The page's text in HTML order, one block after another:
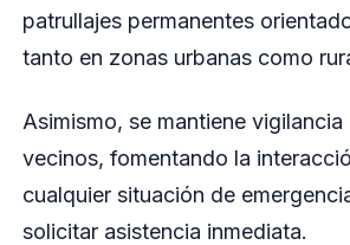
patrullajes permanentes
tanto en zonas urbanas como
Asimismo, se mantiene
vecinos, fomentando la
cualquier situación de
solicitar asistencia inmediata.